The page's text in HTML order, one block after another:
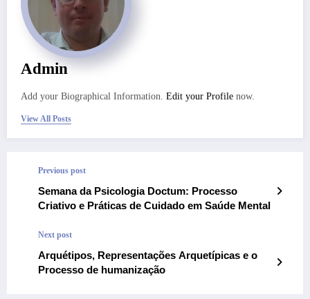
Admin
Add your Biographical Information. Edit your Profile now.
View All Posts
Previous post
Semana da Psicologia Doctum: Processo
Criativo e Práticas de Cuidado em Saúde Mental
Next post
Arquétipos, Representações Arquetípicas e o
Processo de humanização